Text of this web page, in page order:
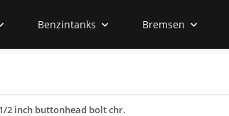
Benzintanks Bremsen
2 inch buttonhead bolt chr.